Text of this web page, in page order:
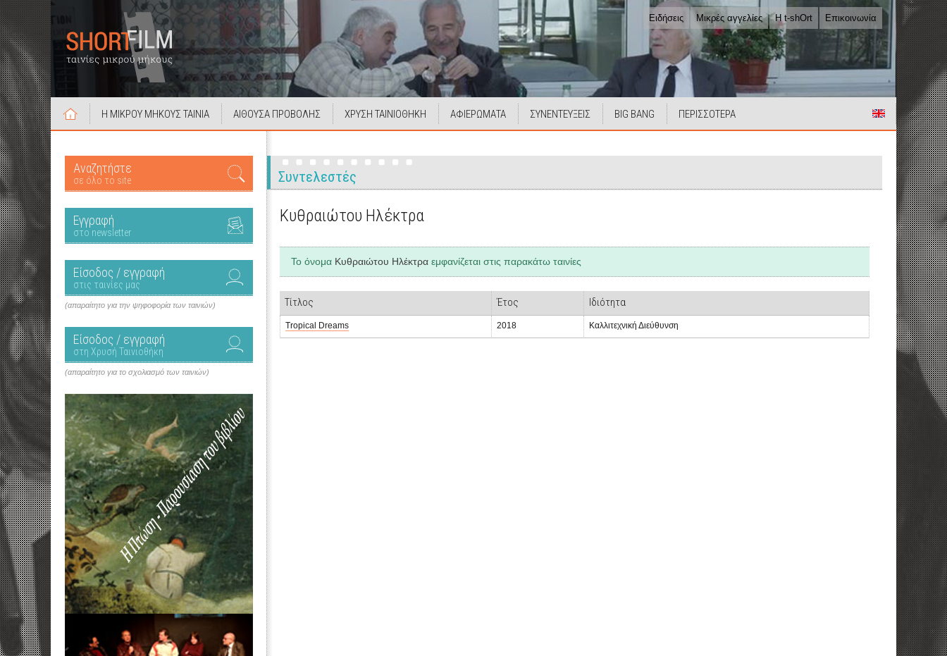
Ειδήσεις Μικρές αγγελίες Η t-shOrt Επικοινωνία
Η ΜΙΚΡΟΥ ΜΗΚΟΥΣ ΤΑΙΝΙΑ ΑΙΘΟΥΣΑ ΠΡΟΒΟΛΗΣ ΧΡΥΣΗ ΤΑΙΝΙΟΘΗΚΗ ΑΦΙΕΡΩΜΑΤΑ ΣΥΝΕΝΤΕΥΞΕΙΣ BIG BANG ΠΕΡΙΣΣΟΤΕΡΑ
Αναζητήστε
σε όλο το site
Εγγραφή
στο newsletter
Είσοδος / εγγραφή
στις ταινίες μας
(απαραίτητο για την ψηφοφορία των ταινιών)
Είσοδος / εγγραφή
στη Χρυσή Ταινιοθήκη
(απαραίτητο για το σχολιασμό των ταινιών)
Συντελεστές
Κυθραιώτου Ηλέκτρα
Το όνομα Κυθραιώτου Ηλέκτρα εμφανίζεται στις παρακάτω ταινίες
Τίτλος Έτος Ιδιότητα
Tropical Dreams 2018 Καλλιτεχνική Διεύθυνση